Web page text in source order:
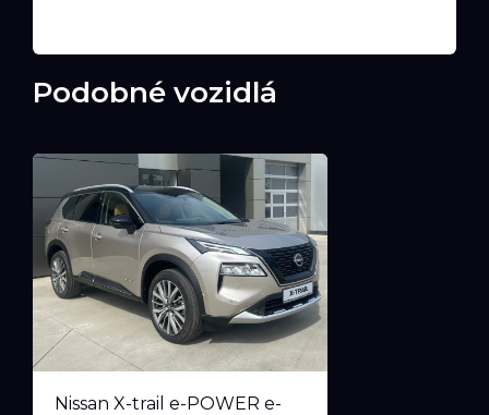
Podobné vozidlá
Nissan X-trail e-POWER e-